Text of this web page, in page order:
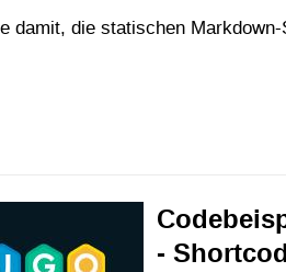
damit, die statischen
-